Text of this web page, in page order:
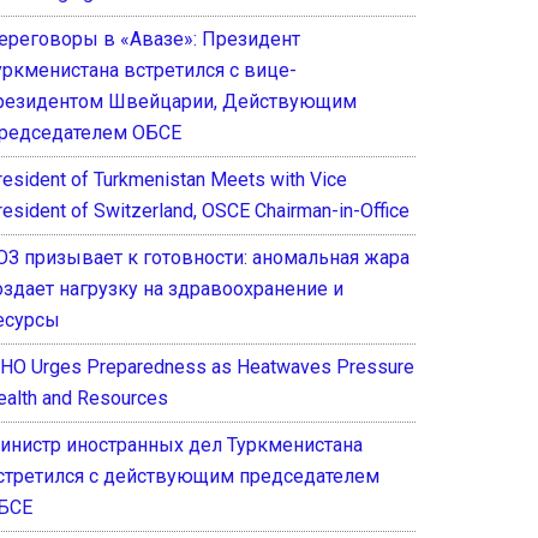
в «Авазе»: Президент
встретился с вице-
Швейцарии, Действующим
ОБСЕ
of Turkmenistan Meets with Vice
of Switzerland, OSCE Chairman-in-Office
призывает к готовности: аномальная жара
нагрузку на здравоохранение и
Urges Preparedness as Heatwaves Pressure
and Resources
иностранных дел Туркменистана
с действующим председателем